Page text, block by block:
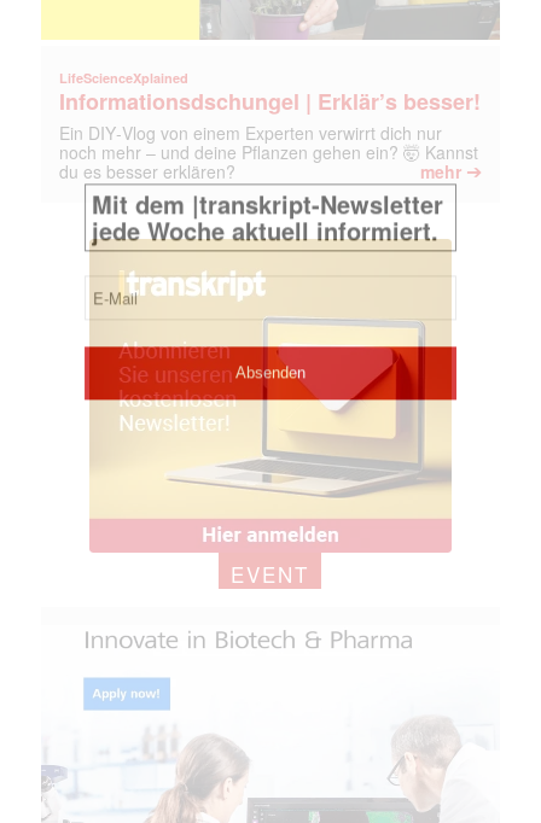
LifeScienceXplained
Informationsdschungel | Erklär’s besser!
Ein DIY‑Vlog von einem Experten verwirrt dich nur
noch mehr – und deine Pflanzen gehen ein? 🤯 Kannst
du es besser erklären?
mehr ➔
EVENT